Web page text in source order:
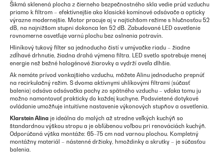
Šikmá sklenená plocha z čierneho bezpečnostného skla vedie prúd vzduchu
priamo k filtrom – efektívnejšie ako klasické komínové odsávače a opticky
výrazne modernejšie. Motor pracuje aj v najtichšom režime s hlučnosťou 52
dB, na najnižšom stupni dokonca len 52 dB. Zabudované LED osvetlenie
rovnomerne osvetľuje varnú plochu bez oslnenia potravín.
Hliníkový tukový filter sa jednoducho čistí v umývačke riadu – žiadne
zdĺhavé drhnutie, žiadna drahá výmena filtra. LED svetlo spotrebuje menej
energie než bežné halogénové žiarovky a vydrží oveľa dlhšie.
Ak nemáte prívod vonkajšieho vzduchu, môžete Alinu jednoducho prepnúť
na recirkulačný režim. S dvoma aktívnymi uhlíkovými filtrami (súčasť
balenia) odsáva odsávačka pachy zo spätného vzduchu – vďaka tomu ju
možno namontovať prakticky do každej kuchyne. Podsvietené dotykové
ovládanie umožňuje intuitívne nastavenie výkonových stupňov a osvetlenia.
Klarstein Alina je ideálna do malých až stredne veľkých kuchýň so
štandardnou výškou stropu a je obľúbenou voľbou pri renováciách kuchýň.
Odporúčaná výška montáže: 65–75 cm nad varnou plochou. Kompletný
montážny materiál – nástenné držiaky, hmoždinky a skrutky – je súčasťou
balenia.